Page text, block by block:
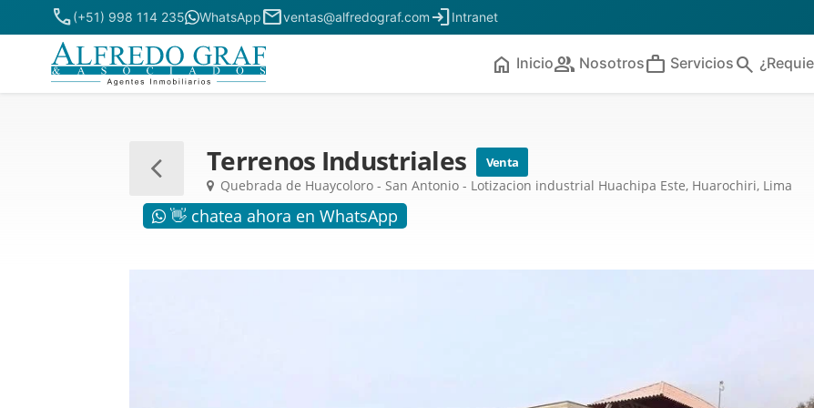
phone(+51) 998 114 235 WhatsAppmailventas@alfredograf.com loginIntranet
home Iniciopeople Nosotroswork Servicios search
Terrenos Industriales Venta
Quebrada de Huaycoloro - San Antonio - Lotizacion industrial Huachipa Este, Huarochiri, Lima
👋 chatea ahora en WhatsApp